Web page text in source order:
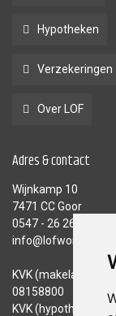
Hypotheken
Verzekeringen
Over LOF
Adres & contact
Wijnkamp 10
7471 CC Goor
0547 - 26 26 26
info@lofwonen.nl
KVK (makelaardij):
08158800
KVK (hypotheken